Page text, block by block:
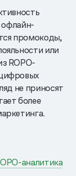
офлайн-
промокоды,
или
ROPO-
не приносят
более
аналитика